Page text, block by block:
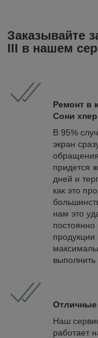
Заказывайте
III в нашем
Ремонт в
Сони
В 95%
экран
придется
дней и
как это
нам это
продукции
Наш
работает